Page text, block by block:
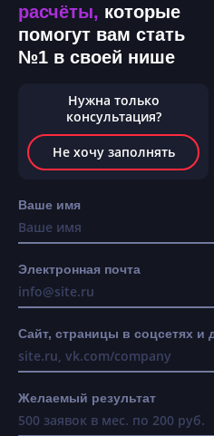
расчёты, которые
помогут вам стать
№1 в своей нише
Нужна только
консультация?
Не хочу заполнять
Ваше имя
Электронная почта
Сайт, страницы в соцсетях и
Желаемый результат